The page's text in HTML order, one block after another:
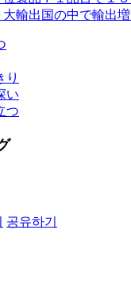
輸出国の中で輸出
り
い
つ
공유하기